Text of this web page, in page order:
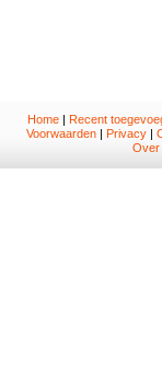
Home| Recent
Voorwaarden | Privacy |
Over